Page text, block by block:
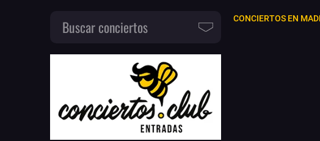
CONCIERTOS EN
Buscar conciertos